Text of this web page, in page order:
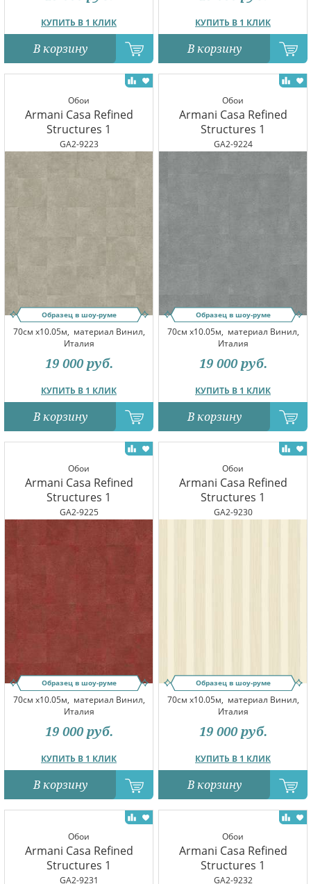
КУПИТЬ В 1 КЛИК
В корзину
КУПИТЬ В 1 КЛИК
В корзину
Обои
Armani Casa Refined
Structures 1
GA2-9223
Образец в шоу-руме
70см x10.05м, материал Винил,
Италия
КУПИТЬ В 1 КЛИК
19 000 руб.
В корзину
Обои
Armani Casa Refined
Structures 1
GA2-9224
Образец в шоу-руме
70см x10.05м, материал Винил,
Италия
КУПИТЬ В 1 КЛИК
19 000 руб.
В корзину
Обои
Armani Casa Refined
Structures 1
GA2-9225
Образец в шоу-руме
70см x10.05м, материал Винил,
Италия
КУПИТЬ В 1 КЛИК
19 000 руб.
В корзину
Обои
Armani Casa Refined
Structures 1
GA2-9230
Образец в шоу-руме
70см x10.05м, материал Винил,
Италия
КУПИТЬ В 1 КЛИК
19 000 руб.
В корзину
Обои
Armani Casa Refined
Structures 1
GA2-9231
Обои
Armani Casa Refined
Structures 1
GA2-9232